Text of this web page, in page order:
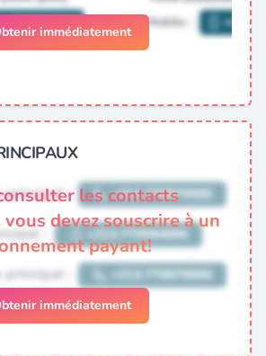
immédiatement
les contacts
devez souscrire à un
payant!
immédiatement